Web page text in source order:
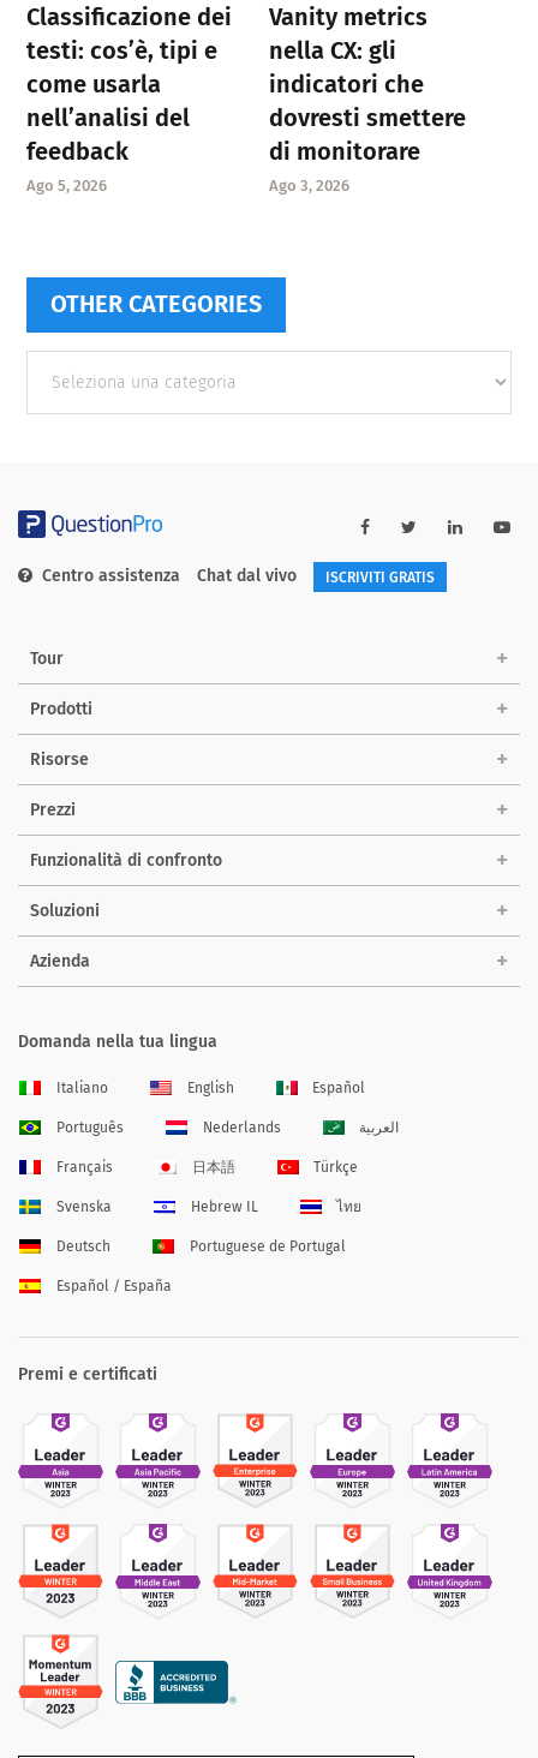
Classificazione dei
testi: cos’è, tipi e
come usarla
nell’analisi del
feedback
Ago 5, 2026
Vanity metrics
nella CX: gli
indicatori che
dovresti smettere
di monitorare
Ago 3, 2026
OTHER CATEGORIES
categories
Centro assistenza Chat dal vivo ISCRIVITI GRATIS
Tour
Prodotti
Risorse
Prezzi
Funzionalità di confronto
Soluzioni
Azienda
Domanda nella tua lingua
Italiano English Español
Português Nederlands العربية
Français 日本語 Türkçe
Svenska Hebrew IL ไทย
Deutsch Portuguese de Portugal
Español / España
Premi e certificati